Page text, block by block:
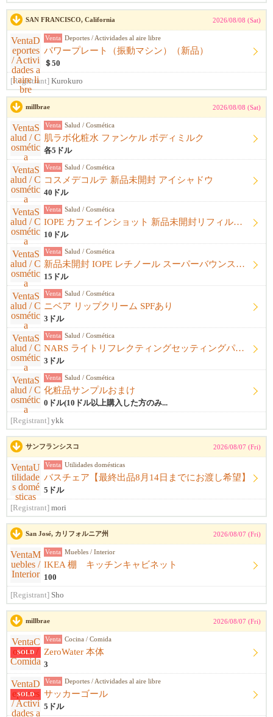
SAN FRANCISCO, California 2026/08/08 (Sat)
Venta Deportes / Actividades al aire libre
パワープレート（振動マシン）（新品）
＄50
[Registrant] Kurokuro
millbrae 2026/08/08 (Sat)
Venta Salud / Cosmética
肌ラボ化粧水 ファンケル ボディミルク
各5ドル
Venta Salud / Cosmética
コスメデコルテ 新品未開封 アイシャドウ
40ドル
Venta Salud / Cosmética
IOPE カフェインショット 新品未開封リフィル＋開封済み本体
10ドル
Venta Salud / Cosmética
新品未開封 IOPE レチノール スーパーバウンスセラム1%
15ドル
Venta Salud / Cosmética
ニベア リップクリーム SPFあり
3ドル
Venta Salud / Cosmética
NARS ライトリフレクティングセッティングパウダー プレストN
3ドル
Venta Salud / Cosmética
化粧品サンプルおまけ
0ドル(10ドル以上購入した方のみ...
[Registrant] ykk
サンフランシスコ 2026/08/07 (Fri)
Venta Utilidades domésticas
バスチェア【最終出品8月14日までにお渡し希望】
5ドル
[Registrant] mori
San José, カリフォルニア州 2026/08/07 (Fri)
Venta Muebles / Interior
IKEA 棚 キッチンキャビネット
100
[Registrant] Sho
millbrae 2026/08/07 (Fri)
SOLD
Venta Cocina / Comida
ZeroWater 本体
3
SOLD
Venta Deportes / Actividades al aire libre
サッカーゴール
5ドル